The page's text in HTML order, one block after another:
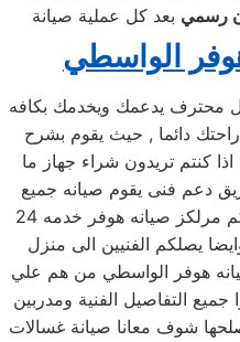
رسمي
الواسطي
محترف يدعمك ويخدمك بكافه
دائما , حيث يقوم بشرح
كنتم تريدون شراء جهاز ما
دعم فنى يقوم صيانه جميع
الاجهزه الكهربائيه, كما توفر لكم مرلكز صيانه هوفر خدمه 24
يصلكم الفنيين الى منزل
هوفر الواسطي من هم علي
التفاصيل الفنية ومدربين
شوف معانا صيانة غسالات